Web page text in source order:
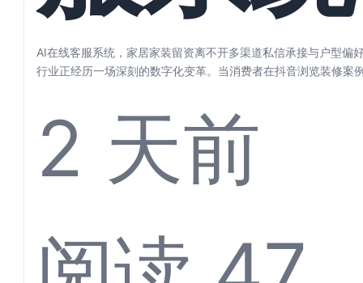
家居
AI在线客服系统，家居家装留资离不开多渠道私信承接与户型偏
行业正经历一场深刻的数字化变革。当消费者在抖音浏览装修案
2 天前